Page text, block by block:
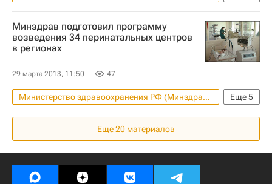
Новости - Недвижимость
Строительство
Медучреждения
Регионы
Минздрав подготовил программу
возведения 34 перинатальных центров
в регионах
29 марта 2013, 11:50 47
Еще5
Министерство здравоохранения РФ (Минздрав России)
Новости - Недвижимость
Медучреждения
Инфраструктура
Россия
Еще20 материалов